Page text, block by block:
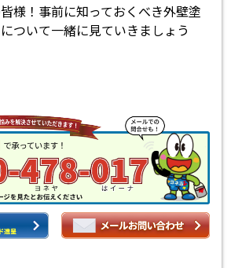
様！事前に知っておくべき外壁塗
ついて一緒に見ていきましょう